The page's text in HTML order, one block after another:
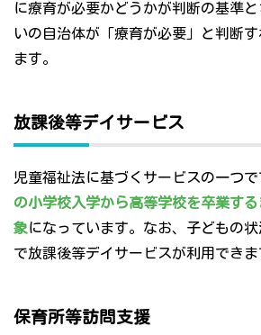
に療育が必要かどうかが判断の基準
いの自治体が「療育が必要」と判断
ます。
放課後等デイサービス
児童福祉法に基づくサービスの一つで
の小学校入学から高等学校を卒業す
象になっています。なお、子どもの
で放課後等デイサービスが利用できま
保育所等訪問支援